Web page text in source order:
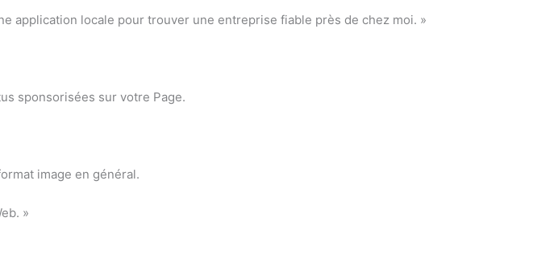
application locale pour trouver une entreprise fiable près de chez moi. »
sponsorisées sur votre Page.
image en général.
»